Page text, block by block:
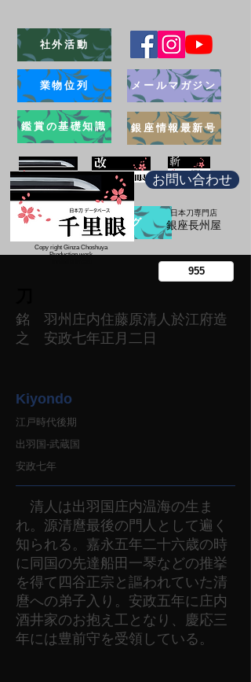
社外活動
業物位列
鑑賞の基礎知識
メールマガジン
銀座情報最新号
ブログ
お問い合わせ
日本刀専門店
​銀座長州屋
Copy right Ginza Choshuya
Production work
銘 羽州庄内住藤原清人於江府造
之 安政七年正月二日
Kiyondo
江戸時代後期
出羽国-武蔵国
安政七年
清人は出羽国庄内温海の生ま
れ。源清麿最後の門人として遍く
知られる。嘉永五年二十六歳の時
に同国の先達船田一琴などの推挙
を得て四谷正宗と謳われていた清
麿への弟子入り。安政五年に庄内
酒井家のお抱え工となり、慶応三
年には豊前守を受領している。